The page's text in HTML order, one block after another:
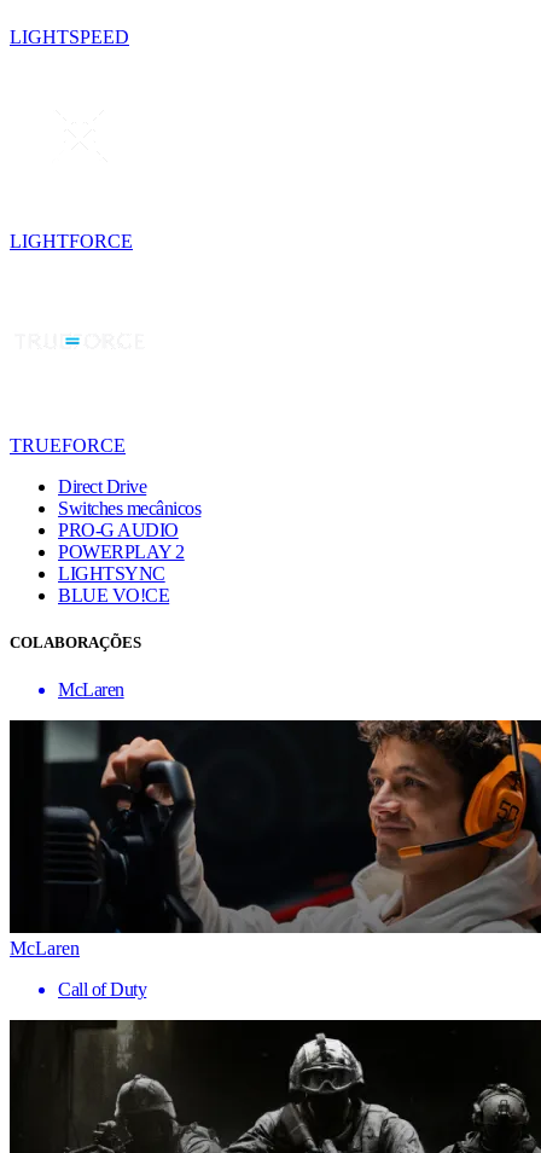
LIGHTSPEED
LIGHTFORCE
TRUEFORCE
Direct Drive
Switches mecânicos
PRO-G AUDIO
POWERPLAY 2
LIGHTSYNC
BLUE VO!CE
COLABORAÇÕES
McLaren
McLaren
Call of Duty